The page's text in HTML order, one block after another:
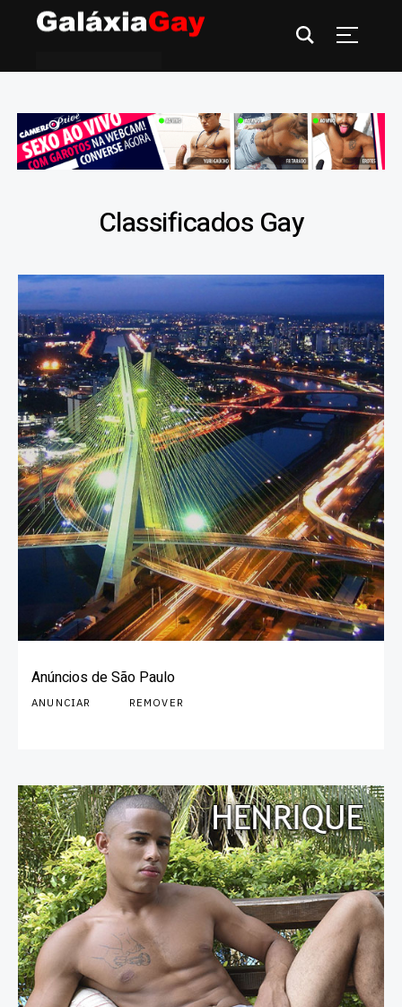
Classificados Gay
Anúncios de São Paulo
ANUNCIAR REMOVER